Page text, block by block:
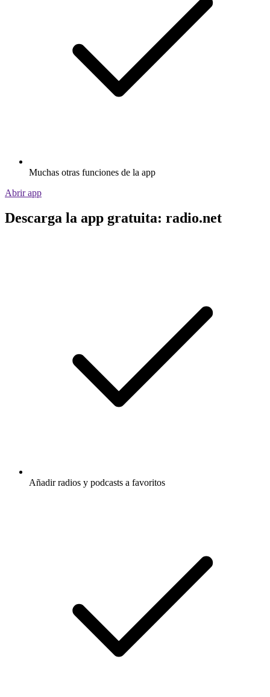
Muchas otras funciones de la app
Abrir app
Descarga la app gratuita: radio.net
Añadir radios y podcasts a favoritos